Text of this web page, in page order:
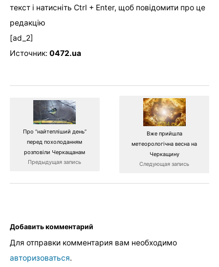
текст і натисніть Ctrl + Enter, щоб повідомити про це
редакцію
[ad_2]
Источник: 0472.ua
Про “найтепліший день”
перед похолоданням
розповіли Черкащанам
Предыдущая запись
Вже прийшла
метеорологічна весна на
Черкащину
Следующая запись
Добавить комментарий
Для отправки комментария вам необходимо
авторизоваться.